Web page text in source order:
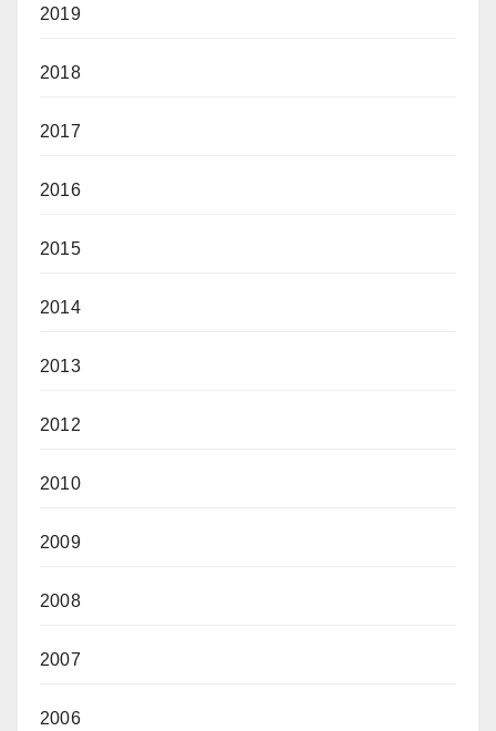
2019
2018
2017
2016
2015
2014
2013
2012
2010
2009
2008
2007
2006